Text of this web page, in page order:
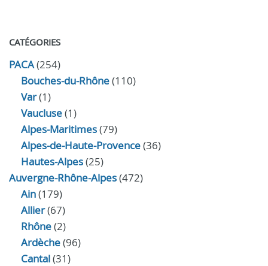
CATÉGORIES
PACA(254)
Bouches-du-Rhône(110)
Var(1)
Vaucluse(1)
Alpes-Maritimes(79)
Alpes-de-Haute-Provence(36)
Hautes-Alpes(25)
Auvergne-Rhône-Alpes(472)
Ain(179)
Allier(67)
Rhône(2)
Ardèche(96)
Cantal(31)